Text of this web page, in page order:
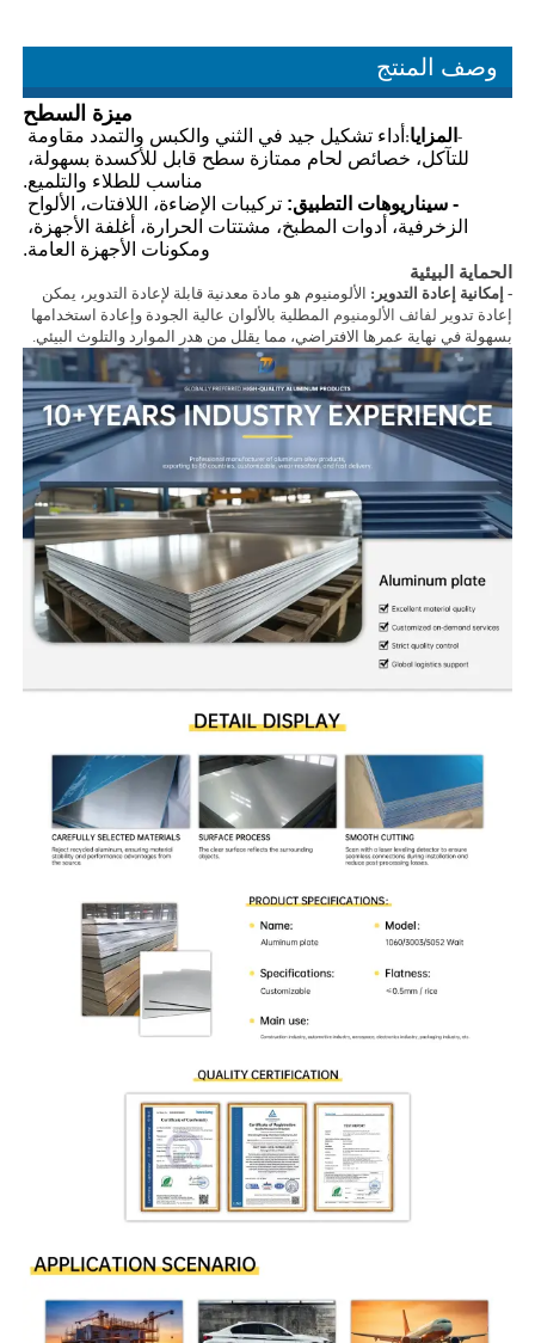
وصف المنتج
ميزة السطح
- المزايا:
مناسب للطلاء والتلميع.
- سيناريوهات التطبيق:
ومكونات الأجهزة العامة.
الحماية البيئية
- إمكانية إعادة التدوير: الألومنيوم هو مادة معدنية قابلة لإعادة التدوير، يمكن
إعادة تدوير لفائف الألومنيوم المطلية بالألوان عالية الجودة وإعادة استخدامها
بسهولة في نهاية عمرها الافتراضي، مما يقلل من هدر الموارد والتلوث البيئي.